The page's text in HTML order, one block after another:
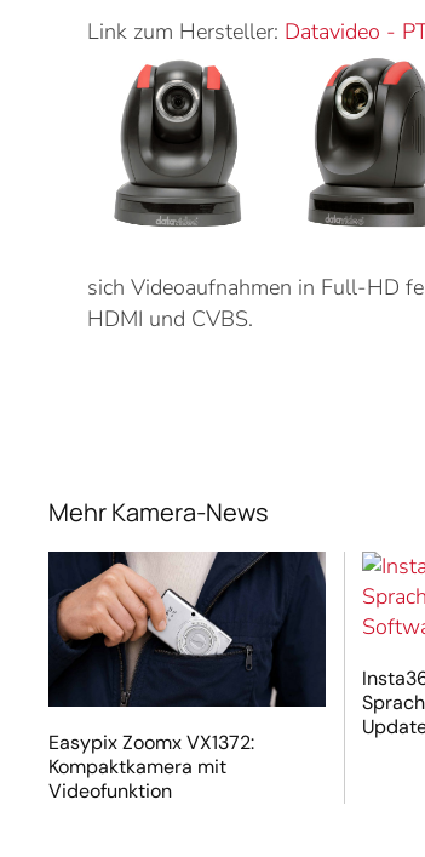
Link zum Hersteller: Datavideo -
sich Videoaufnahmen in Full-HD
HDMI und CVBS.
Mehr Kamera-News
Easypix Zoomx VX1372:
Kompaktkamera mit
Videofunktion